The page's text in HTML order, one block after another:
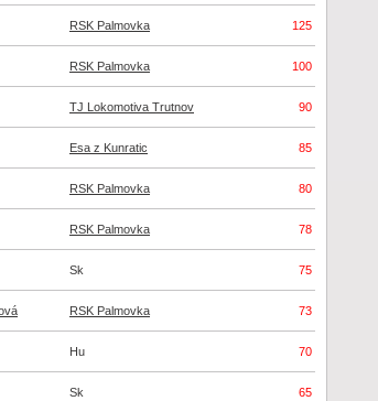
RSK Palmovka 125
RSK Palmovka 100
TJ Lokomotiva Trutnov 90
Esa z Kunratic 85
RSK Palmovka 80
RSK Palmovka 78
Sk 75
RSK Palmovka 73
Hu 70
Sk 65